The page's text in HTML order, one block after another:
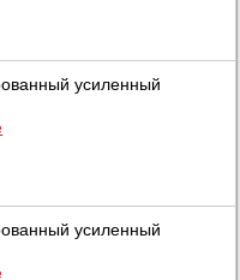
усиленный
усиленный